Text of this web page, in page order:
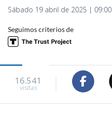
Sábado 19 abril de 2025 | 09:00
Seguimos criterios de
16.541
visitas